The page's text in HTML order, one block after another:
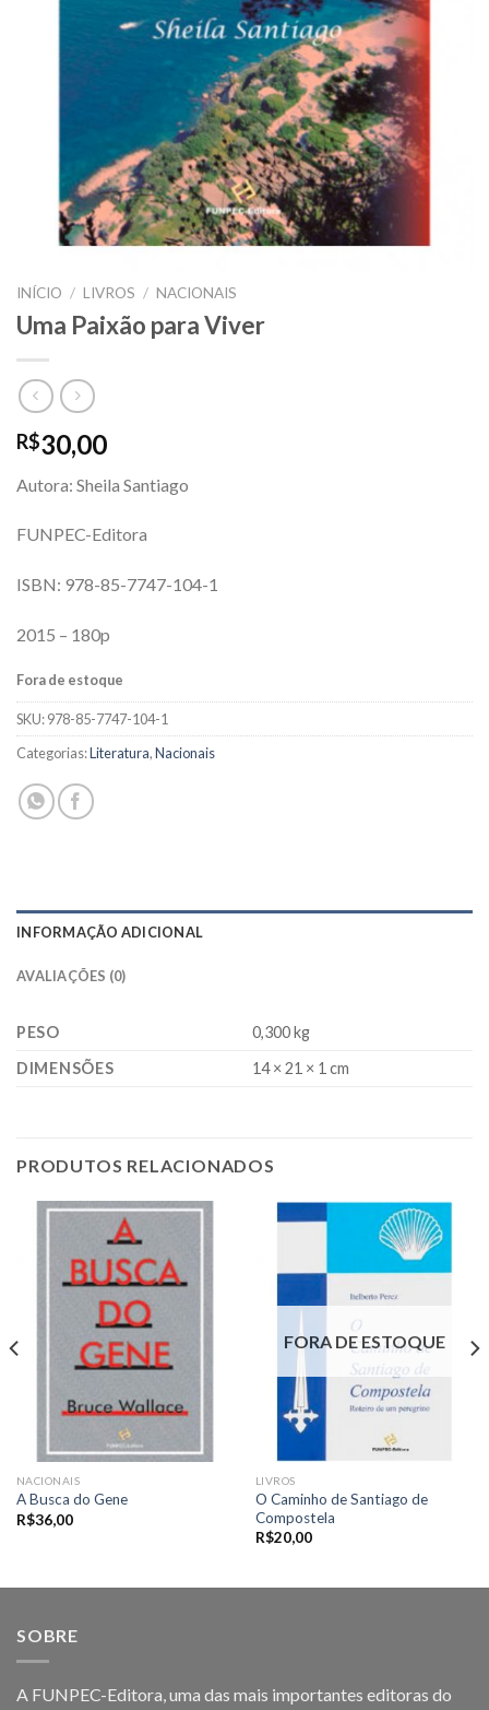
INÍCIO / LIVROS / NACIONAIS
Uma Paixão para Viver
R$30,00
Autora: Sheila Santiago
FUNPEC-Editora
ISBN: 978-85-7747-104-1
2015 – 180p
Fora de estoque
SKU:978-85-7747-104-1
Categorias:Literatura,Nacionais
INFORMAÇÃO ADICIONAL
AVALIAÇÕES (0)
PESO
0,300 kg
DIMENSÕES
14 × 21 × 1 cm
PRODUTOS RELACIONADOS
NACIONAIS
A Busca do Gene
R$36,00
FORA DE ESTOQUE
LIVROS
O Caminho de Santiago de
Compostela
R$20,00
SOBRE
A FUNPEC-Editora, uma das mais importantes editoras do